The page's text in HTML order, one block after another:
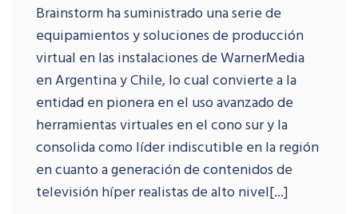
Brainstorm ha suministrado una serie de
equipamientos y soluciones de producción
virtual en las instalaciones de WarnerMedia
en Argentina y Chile, lo cual convierte a la
entidad en pionera en el uso avanzado de
herramientas virtuales en el cono sur y la
consolida como líder indiscutible en la región
en cuanto a generación de contenidos de
televisión híper realistas de alto nivel[...]